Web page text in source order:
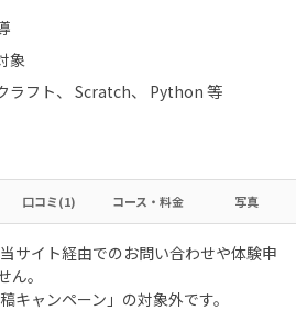
象
ラフト Scratch Python 等
口コミ(1) コース・料金 写真
サイト経由でのお問い合わせや体験申
。
ャンペーン」の対象外です。